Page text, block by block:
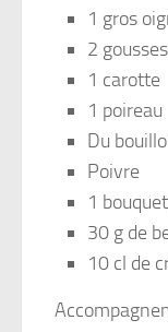
1 gros
2
1 carotte
1 poireau
Du
Poivre
1
30 g de
10 cl de